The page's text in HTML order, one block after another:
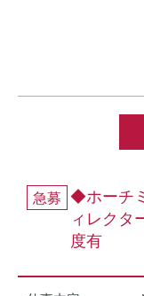
急募
◆ホーチ
ィレクタ
度有